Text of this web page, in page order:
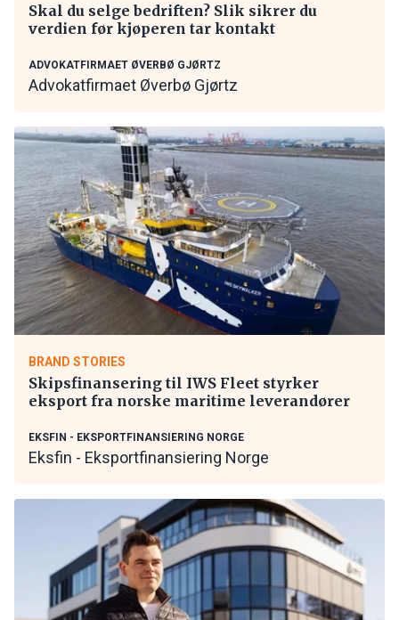
Skal du selge bedriften? Slik sikrer du
verdien før kjøperen tar kontakt
ADVOKATFIRMAET ØVERBØ GJØRTZ
Advokatfirmaet Øverbø Gjørtz
BRAND STORIES
Skipsfinansering til IWS Fleet styrker
eksport fra norske maritime leverandører
EKSFIN - EKSPORTFINANSIERING NORGE
Eksfin - Eksportfinansiering Norge